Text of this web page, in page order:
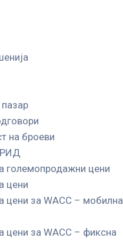
на броеви
големопродажни цени
цени
цени за WACC – мобилна
цени за WACC – фиксна